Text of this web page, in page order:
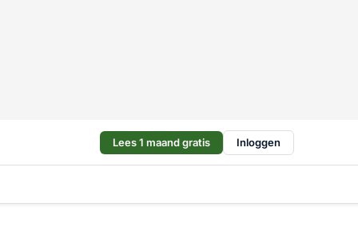
Lees 1 maand gratis Inloggen